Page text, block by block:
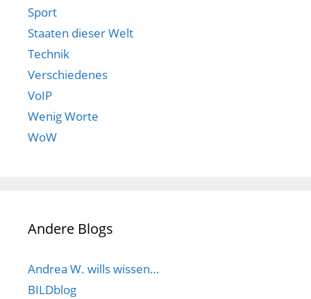
Sport
Staaten dieser Welt
Technik
Verschiedenes
VoIP
Wenig Worte
WoW
Andere Blogs
Andrea W. wills wissen…
BILDblog